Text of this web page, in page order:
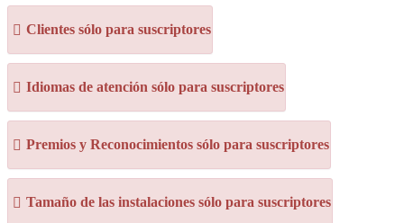
Clientes sólo para suscriptores
Idiomas de atención sólo para suscriptores
Premios y Reconocimientos sólo para suscriptores
Tamaño de las instalaciones sólo para suscriptores